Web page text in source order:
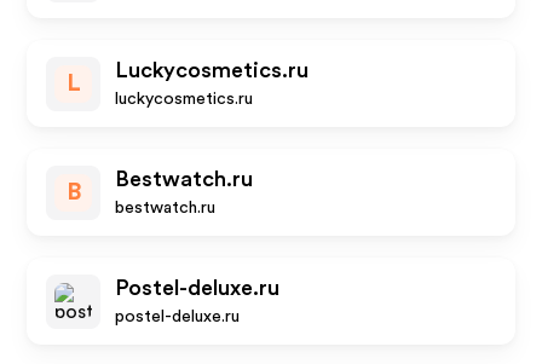
L
Luckycosmetics.ru
luckycosmetics.ru
B
Bestwatch.ru
bestwatch.ru
Postel-deluxe.ru
postel-deluxe.ru